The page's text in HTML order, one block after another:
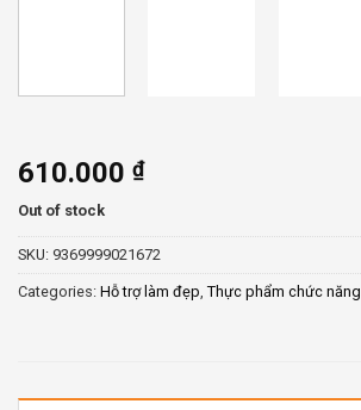
610.000 ₫
Out of stock
SKU: 9369999021672
Categories: Hỗ trợ làm đẹp, Thực phẩm chức năng